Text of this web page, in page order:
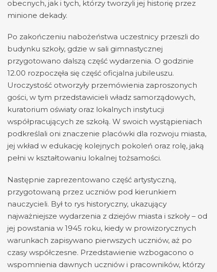
obecnych, jak i tych, którzy tworzyli jej historię przez
minione dekady.
Po zakończeniu nabożeństwa uczestnicy przeszli do
budynku szkoły, gdzie w sali gimnastycznej
przygotowano dalszą część wydarzenia. O godzinie
12.00 rozpoczęła się część oficjalna jubileuszu.
Uroczystość otworzyły przemówienia zaproszonych
gości, w tym przedstawicieli władz samorządowych,
kuratorium oświaty oraz lokalnych instytucji
współpracujących ze szkołą. W swoich wystąpieniach
podkreślali oni znaczenie placówki dla rozwoju miasta,
jej wkład w edukację kolejnych pokoleń oraz rolę, jaką
pełni w kształtowaniu lokalnej tożsamości.
Następnie zaprezentowano część artystyczną,
przygotowaną przez uczniów pod kierunkiem
nauczycieli. Był to rys historyczny, ukazujący
najważniejsze wydarzenia z dziejów miasta i szkoły – od
jej powstania w 1945 roku, kiedy w prowizorycznych
warunkach zapisywano pierwszych uczniów, aż po
czasy współczesne. Przedstawienie wzbogacono o
wspomnienia dawnych uczniów i pracowników, którzy